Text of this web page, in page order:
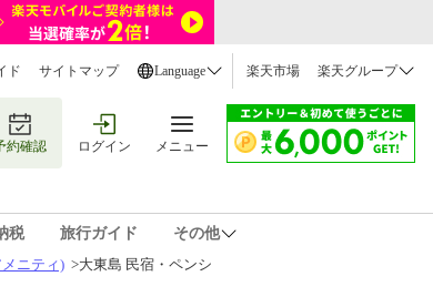
ド サイトマップ Language 楽天市場 楽天グループ
約確認 ログイン メニュー
税 旅行ガイド
その他
ニティ) >大東島 民宿・ペンシ